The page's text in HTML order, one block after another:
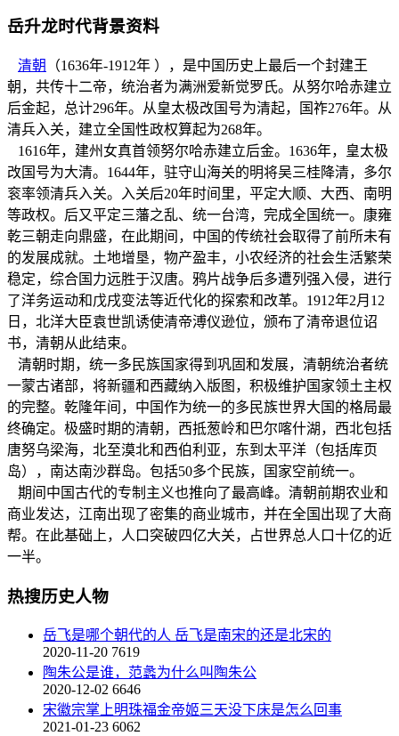
岳升龙时代背景资料
清朝
（1636年-1912年 ），是中国历史上最后一个封建王
朝，共传十二帝，统治者为满洲爱新觉罗氏。从努尔哈赤建立
后金起，总计296年。从皇太极改国号为清起，国祚276年。从
清兵入关，建立全国性政权算起为268年。
1616年，建州女真首领努尔哈赤建立后金。1636年，皇太极
改国号为大清。1644年，驻守山海关的明将吴三桂降清，多尔
衮率领清兵入关。入关后20年时间里，平定大顺、大西、南明
等政权。后又平定三藩之乱、统一台湾，完成全国统一。康雍
乾三朝走向鼎盛，在此期间，中国的传统社会取得了前所未有
的发展成就。土地增垦，物产盈丰，小农经济的社会生活繁荣
稳定，综合国力远胜于汉唐。鸦片战争后多遭列强入侵，进行
了洋务运动和戊戌变法等近代化的探索和改革。1912年2月12
日，北洋大臣袁世凯诱使清帝溥仪逊位，颁布了清帝退位诏
书，清朝从此结束。
清朝时期，统一多民族国家得到巩固和发展，清朝统治者统
一蒙古诸部，将新疆和西藏纳入版图，积极维护国家领土主权
的完整。乾隆年间，中国作为统一的多民族世界大国的格局最
终确定。极盛时期的清朝，西抵葱岭和巴尔喀什湖，西北包括
唐努乌梁海，北至漠北和西伯利亚，东到太平洋（包括库页
岛），南达南沙群岛。包括50多个民族，国家空前统一。
期间中国古代的专制主义也推向了最高峰。清朝前期农业和
商业发达，江南出现了密集的商业城市，并在全国出现了大商
帮。在此基础上，人口突破四亿大关，占世界总人口十亿的近
一半。
热搜历史人物
岳飞是哪个朝代的人 岳飞是南宋的还是北宋的
2020-11-20 7619
陶朱公是谁，范蠡为什么叫陶朱公
2020-12-02 6646
宋徽宗掌上明珠福金帝姬三天没下床是怎么回事
2021-01-23 6062